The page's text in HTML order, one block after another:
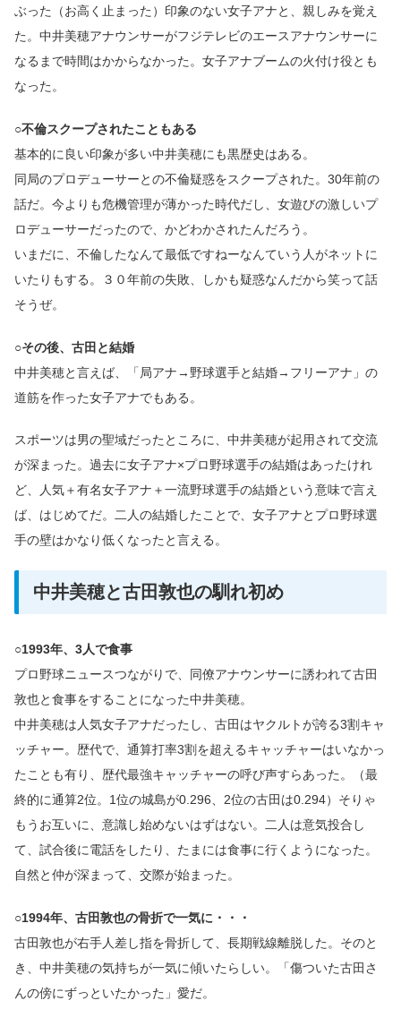
ぶった（お高く止まった）印象のない女子アナと、親しみを覚え
た。中井美穂アナウンサーがフジテレビのエースアナウンサーに
なるまで時間はかからなかった。女子アナブームの火付け役とも
なった。
○不倫スクープされたこともある
基本的に良い印象が多い中井美穂にも黒歴史はある。
同局のプロデューサーとの不倫疑惑をスクープされた。30年前の
話だ。今よりも危機管理が薄かった時代だし、女遊びの激しいプ
ロデューサーだったので、かどわかされたんだろう。
いまだに、不倫したなんて最低ですねーなんていう人がネットに
いたりもする。３０年前の失敗、しかも疑惑なんだから笑って話
そうぜ。
○その後、古田と結婚
中井美穂と言えば、「局アナ→野球選手と結婚→フリーアナ」の
道筋を作った女子アナでもある。
スポーツは男の聖域だったところに、中井美穂が起用されて交流
が深まった。過去に女子アナ×プロ野球選手の結婚はあったけれ
ど、人気＋有名女子アナ＋一流野球選手の結婚という意味で言え
ば、はじめてだ。二人の結婚したことで、女子アナとプロ野球選
手の壁はかなり低くなったと言える。
中井美穂と古田敦也の馴れ初め
○1993年、3人で食事
プロ野球ニュースつながりで、同僚アナウンサーに誘われて古田
敦也と食事をすることになった中井美穂。
中井美穂は人気女子アナだったし、古田はヤクルトが誇る3割キャ
ッチャー。歴代で、通算打率3割を超えるキャッチャーはいなかっ
たことも有り、歴代最強キャッチャーの呼び声すらあった。（最
終的に通算2位。1位の城島が0.296、2位の古田は0.294）そりゃ
もうお互いに、意識し始めないはずはない。二人は意気投合し
て、試合後に電話をしたり、たまには食事に行くようになった。
自然と仲が深まって、交際が始まった。
○1994年、古田敦也の骨折で一気に・・・
古田敦也が右手人差し指を骨折して、長期戦線離脱した。そのと
き、中井美穂の気持ちが一気に傾いたらしい。「傷ついた古田さ
んの傍にずっといたかった」愛だ。